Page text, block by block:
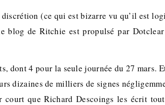
(ce qui est bizarre vu qu’il est
blog de Ritchie est propulsé par
dont 4 pour la seule journée du 27 mars.
dizaines de milliers de signes
court que Richard Descoings les écrit